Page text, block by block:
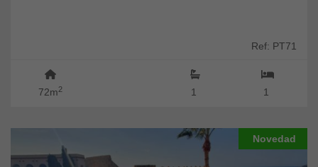
Ref: PT71
72m2 1
1
Novedad